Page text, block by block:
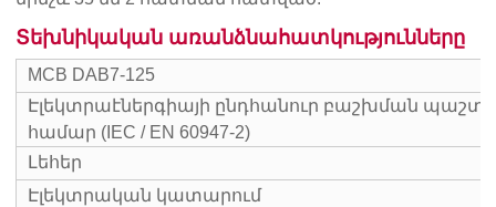
Տեխնիկական առանձնահատկությունները
MCB DAB7-125
Էլեկտրաէներգիայի ընդհանուր բաշխման
համար (IEC / EN 60947-2)
Լեհեր
Էլեկտրական կատարում